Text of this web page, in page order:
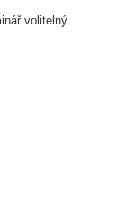
volitelný.